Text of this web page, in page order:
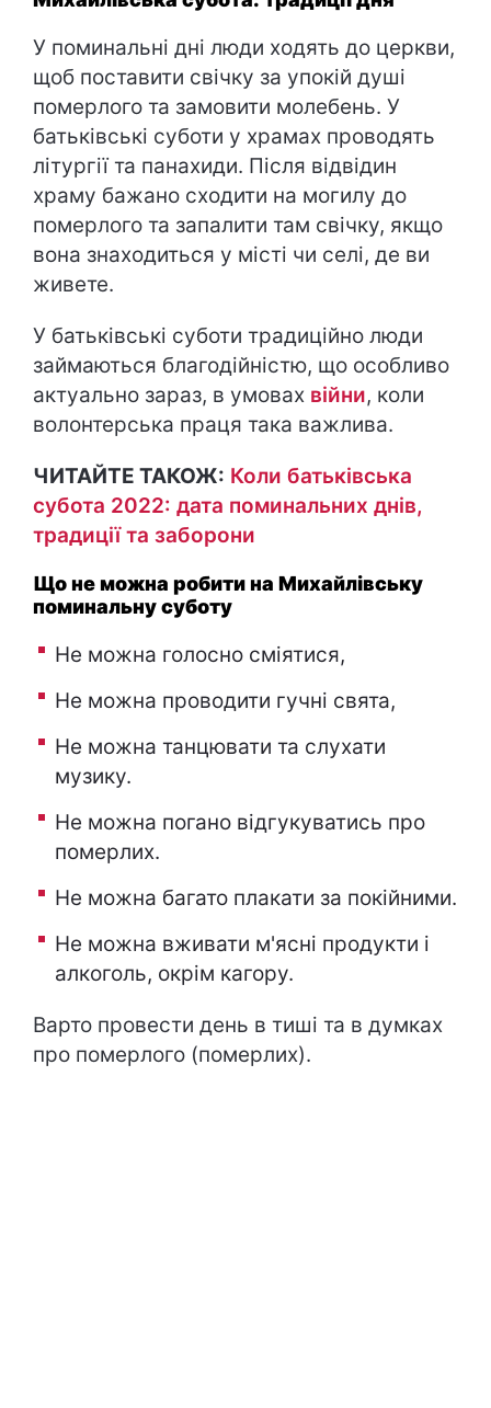
У поминальні дні люди ходять до церкви,
щоб поставити свічку за упокій душі
померлого та замовити молебень. У
батьківські суботи у храмах проводять
літургії та панахиди. Після відвідин
храму бажано сходити на могилу до
померлого та запалити там свічку, якщо
вона знаходиться у місті чи селі, де ви
живете.
У батьківські суботи традиційно люди
займаються благодійністю, що особливо
актуально зараз, в умовах війни, коли
волонтерська праця така важлива.
ЧИТАЙТЕ ТАКОЖ: Коли батьківська
субота 2022: дата поминальних днів,
традиції та заборони
Що не можна робити на Михайлівську
поминальну суботу
Не можна голосно сміятися,
Не можна проводити гучні свята,
Не можна танцювати та слухати
музику.
Не можна погано відгукуватись про
померлих.
Не можна багато плакати за покійними.
Не можна вживати м'ясні продукти і
алкоголь, окрім кагору.
Варто провести день в тиші та в думках
про померлого (померлих).